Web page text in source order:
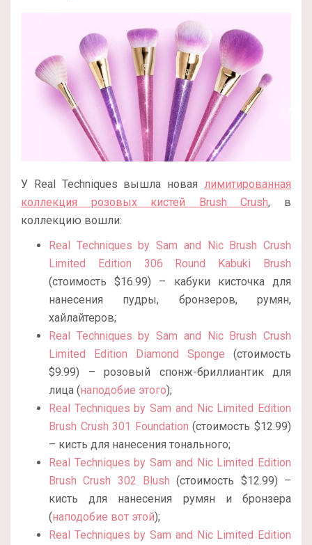
У Real Techniques вышла новая лимитированная
коллекция розовых кистей Brush Crush, в
коллекцию вошли:
Real Techniques by Sam and Nic Brush Crush
Limited Edition 306 Round Kabuki Brush
(стоимость $16.99) – кабуки кисточка для
нанесения пудры, бронзеров, румян,
хайлайтеров;
Real Techniques by Sam and Nic Brush Crush
Limited Edition Diamond Sponge (стоимость
$9.99) – розовый спонж-бриллиантик для
лица (наподобие этого);
Real Techniques by Sam and Nic Limited Edition
Brush Crush 301 Foundation (стоимость $12.99)
– кисть для нанесения тонального;
Real Techniques by Sam and Nic Limited Edition
Brush Crush 302 Blush (стоимость $12.99) –
кисть для нанесения румян и бронзера
(наподобие вот этой);
Real Techniques by Sam and Nic Limited Edition